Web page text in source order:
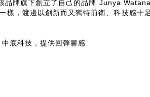
品牌旗下創立了自己的品牌 Junya
樣，渡邊以創新而又獨特前衛、科技感
底科技，提供回彈腳感